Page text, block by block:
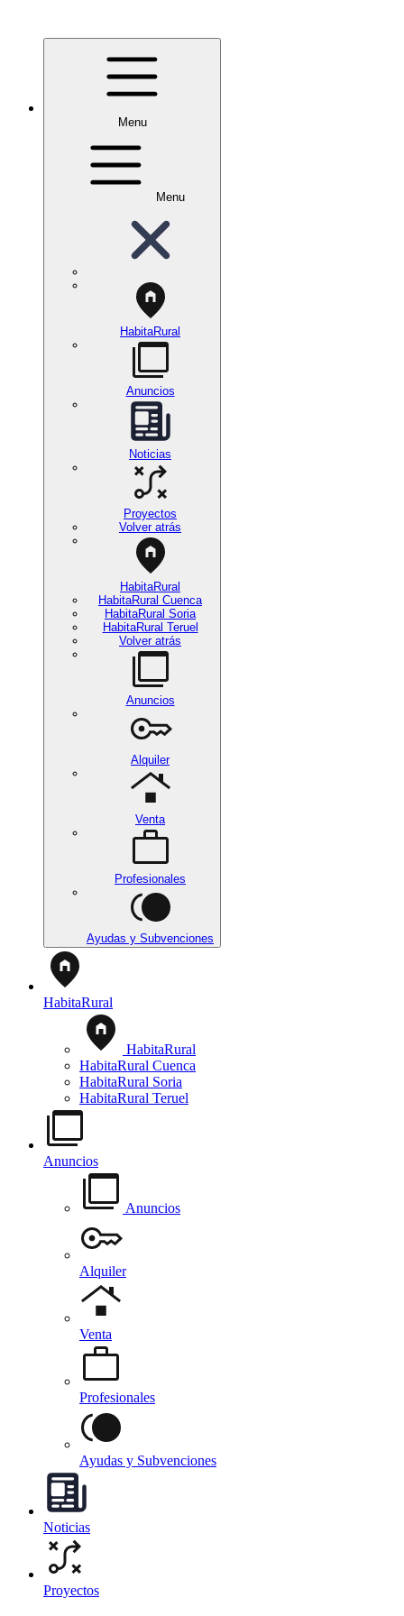
Menu
Menu
HabitaRural
Anuncios
Noticias
Proyectos
Volver atrás
HabitaRural
HabitaRural Cuenca
HabitaRural Soria
HabitaRural Teruel
Volver atrás
Anuncios
Alquiler
Venta
Profesionales
Ayudas y Subvenciones
HabitaRural
HabitaRural
HabitaRural Cuenca
HabitaRural Soria
HabitaRural Teruel
Anuncios
Anuncios
Alquiler
Venta
Profesionales
Ayudas y Subvenciones
Noticias
Proyectos